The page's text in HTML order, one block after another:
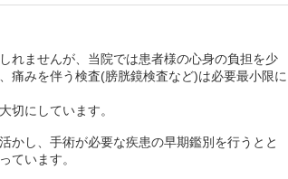
れませんが、当院では患者様の心身の負担を少
痛みを伴う検査(膀胱鏡検査など)は必要最小限に
切にしています。
かし、手術が必要な疾患の早期鑑別を行うとと
ています。